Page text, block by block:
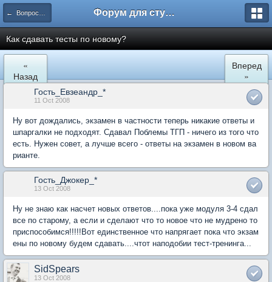
← Вопросы и ответы Форум для студента СГА
Как сдавать тесты по новому?
«
Назад
Вперед
»
Гость_Евзеандр_*
11 Oct 2008
Ну вот дождались, экзамен в частности теперь никакие ответы и
шпаргалки не подходят. Сдавал Поблемы ТГП - ничего из того что
есть. Нужен совет, а лучше всего - ответы на экзамен в новом ва
рианте.
Гость_Джокер_*
13 Oct 2008
Ну не знаю как насчет новых ответов....пока уже модуля 3-4 сдал
все по старому, а если и сделают что то новое что не мудрено то
приспособимся!!!!!Вот единственное что напрягает пока что экзам
ены по новому будем сдавать....чтот наподобии тест-тренинга...
SidSpears
13 Oct 2008